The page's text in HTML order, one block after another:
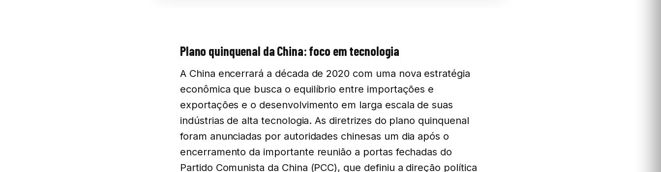
Plano quinquenal da China: foco em tecnologia
A China encerrará a década de 2020 com uma nova estratégia
econômica que busca o equilíbrio entre importações e
exportações e o desenvolvimento em larga escala de suas
indústrias de alta tecnologia. As diretrizes do plano quinquenal
foram anunciadas por autoridades chinesas um dia após o
encerramento da importante reunião a portas fechadas do
Partido Comunista da China (PCC), que definiu a direção política